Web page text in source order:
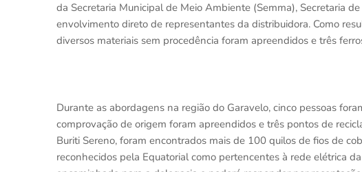
da Secretaria Municipal de Meio Ambiente (Semma), Secretaria
envolvimento direto de representantes da distribuidora. Como
diversos materiais sem procedência foram apreendidos e três
Durante as abordagens na região do Garavelo, cinco pessoas
comprovação de origem foram apreendidos e três pontos de
Buriti Sereno, foram encontrados mais de 100 quilos de fios de
reconhecidos pela Equatorial como pertencentes à rede elétrica